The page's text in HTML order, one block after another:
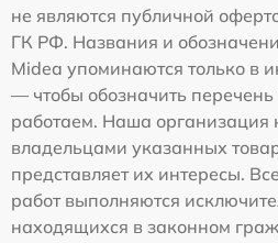
не являются публичной
ГК РФ. Названия и
Midea упоминаются только в
— чтобы обозначить
работаем. Наша
владельцами указанных
представляет их интересы.
работ выполняются
находящихся в законном